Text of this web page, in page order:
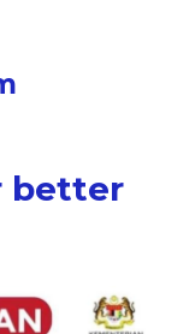
better